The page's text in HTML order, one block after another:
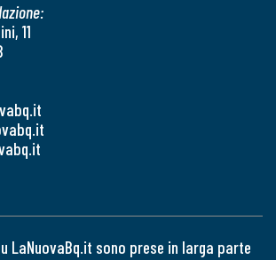
11
LaNuovaBq.it sono prese in larga parte